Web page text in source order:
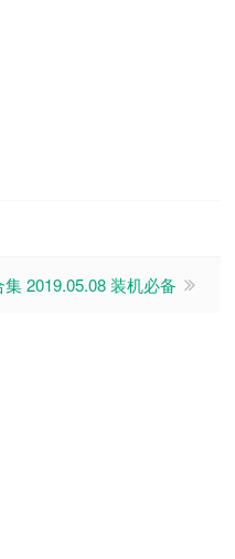
2019.05.08 装机必备